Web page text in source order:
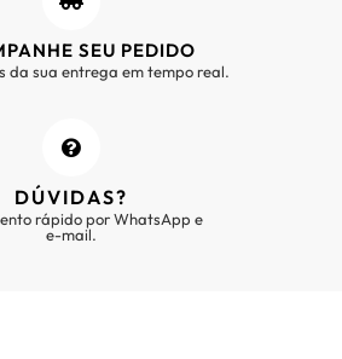
SEU PEDIDO
da sua entrega em tempo real.
DÚVIDAS?
rápido por WhatsApp e
e-mail.